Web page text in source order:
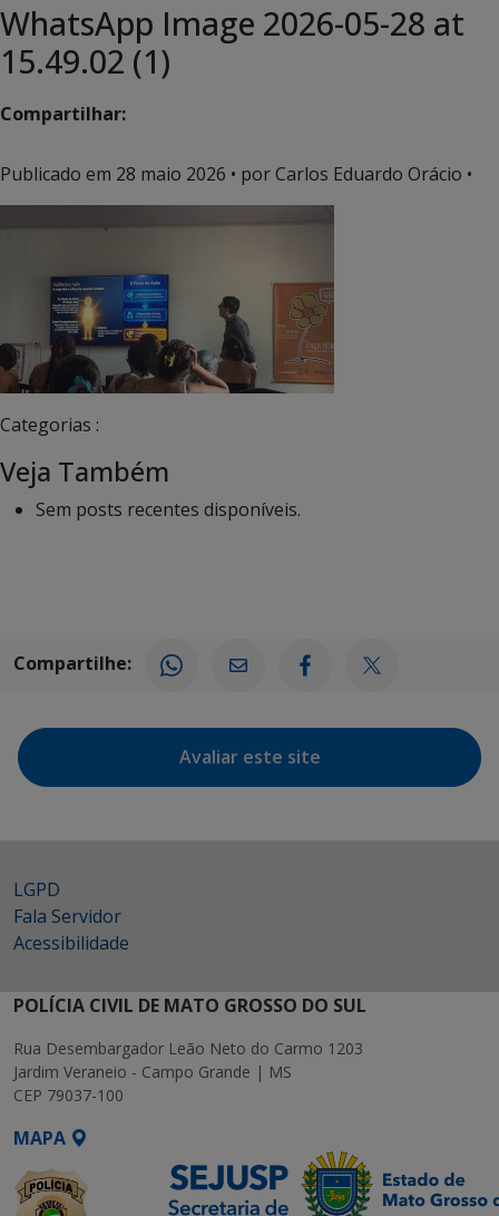
WhatsApp Image 2026-05-28 at
15.49.02 (1)
Compartilhar:
Publicado em 28 maio 2026 • por Carlos Eduardo Orácio •
Categorias :
Veja Também
Sem posts recentes disponíveis.
Compartilhe:
Avaliar este site
LGPD
Fala Servidor
Acessibilidade
POLÍCIA CIVIL DE MATO GROSSO DO SUL
Rua Desembargador Leão Neto do Carmo 1203
Jardim Veraneio - Campo Grande | MS
CEP 79037-100
MAPA